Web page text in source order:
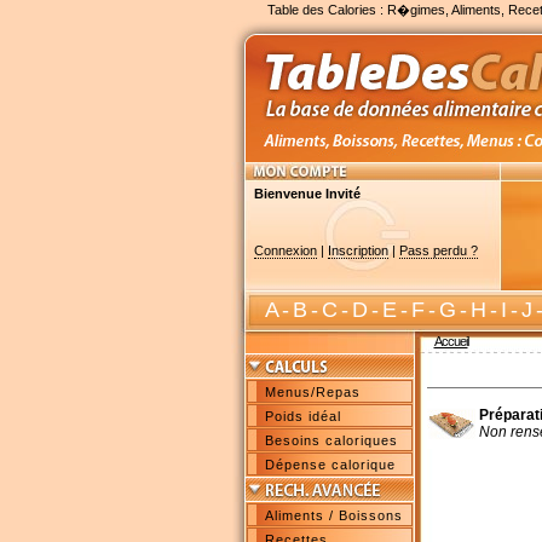
Table des Calories : R�gimes, Aliments,
Bienvenue Invité
Connexion| Inscription| Pass perdu ?
A-B-C-D-E-F-G-H-I-J
Accueil
Menus/Repas
Poids idéal
Besoins caloriques
Dépense calorique
Aliments / Boissons
Non